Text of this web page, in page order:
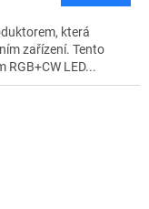
která
zařízení. Tento
LED...